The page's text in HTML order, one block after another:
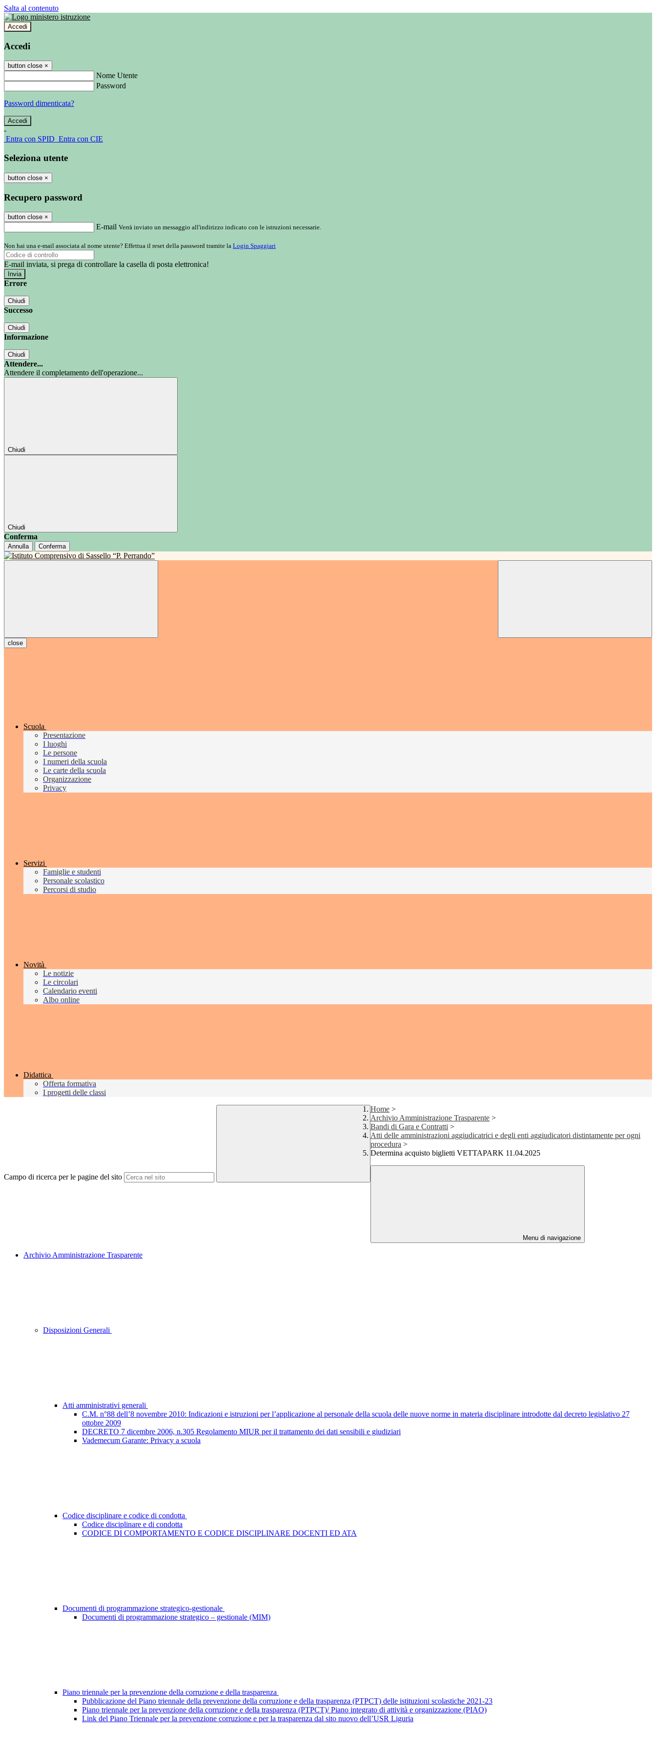
Salta al contenuto
Accedi
Accedi
button close ×
Nome Utente
Password
Password dimenticata?
-
Entra con SPID Entra con CIE
Seleziona utente
button close ×
Recupero password
button close ×
E-mail Verrà inviato un messaggio all'indirizzo indicato con le istruzioni necessarie.
Non hai una e-mail associata al nome utente? Effettua il reset della password tramite la Login Spaggiari
E-mail inviata, si prega di controllare la casella di posta elettronica!
Errore
Chiudi
Successo
Chiudi
Informazione
Chiudi
Attendere...
Attendere il completamento dell'operazione...
Chiudi
Chiudi
Conferma
Annulla Conferma
close
Scuola
Presentazione
I luoghi
Le persone
I numeri della scuola
Le carte della scuola
Organizzazione
Privacy
Servizi
Famiglie e studenti
Personale scolastico
Percorsi di studio
Novità
Le notizie
Le circolari
Calendario eventi
Albo online
Didattica
Offerta formativa
I progetti delle classi
Campo di ricerca per le pagine del sito
Home >
Archivio Amministrazione Trasparente >
Bandi di Gara e Contratti >
Atti delle amministrazioni aggiudicatrici e degli enti aggiudicatori distintamente per ogni
procedura >
Determina acquisto biglietti VETTAPARK 11.04.2025
Menu di navigazione
Archivio Amministrazione Trasparente
Disposizioni Generali
Atti amministrativi generali
C.M. n°88 dell’8 novembre 2010: Indicazioni e istruzioni per l’applicazione al personale della scuola delle nuove norme in materia disciplinare introdotte dal decreto legislativo 27
ottobre 2009
DECRETO 7 dicembre 2006, n.305 Regolamento MIUR per il trattamento dei dati sensibili e giudiziari
Vademecum Garante: Privacy a scuola
Codice disciplinare e codice di condotta
Codice disciplinare e di condotta
CODICE DI COMPORTAMENTO E CODICE DISCIPLINARE DOCENTI ED ATA
Documenti di programmazione strategico-gestionale
Documenti di programmazione strategico – gestionale (MIM)
Piano triennale per la prevenzione della corruzione e della trasparenza
Pubblicazione del Piano triennale della prevenzione della corruzione e della trasparenza (PTPCT) delle istituzioni scolastiche 2021-23
Piano triennale per la prevenzione della corruzione e della trasparenza (PTPCT)/ Piano integrato di attività e organizzazione (PIAO)
Link del Piano Triennale per la prevenzione corruzione e per la trasparenza dal sito nuovo dell’USR Liguria